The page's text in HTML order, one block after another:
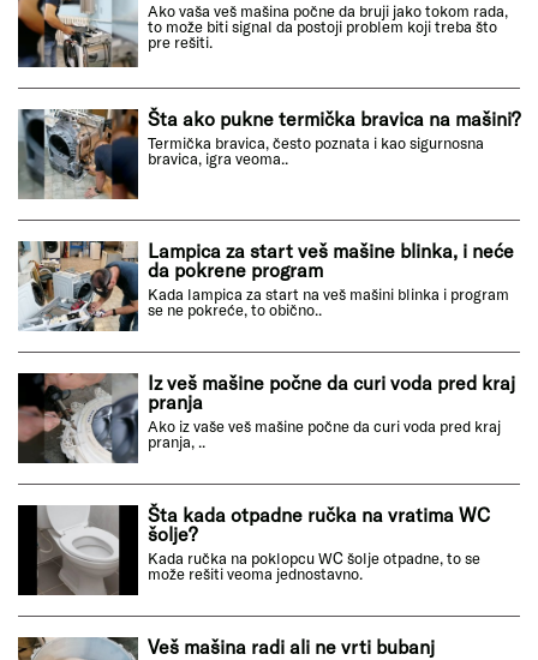
Ako vaša veš mašina počne da bruji jako tokom rada,
to može biti signal da postoji problem koji treba što
pre rešiti.
Šta ako pukne termička bravica na mašini?
Termička bravica, često poznata i kao sigurnosna
bravica, igra veoma..
Lampica za start veš mašine blinka, i neće
da pokrene program
Kada lampica za start na veš mašini blinka i program
se ne pokreće, to obično..
Iz veš mašine počne da curi voda pred kraj
pranja
Ako iz vaše veš mašine počne da curi voda pred kraj
pranja, ..
Šta kada otpadne ručka na vratima WC
šolje?
Kada ručka na poklopcu WC šolje otpadne, to se
može rešiti veoma jednostavno.
Veš mašina radi ali ne vrti bubanj